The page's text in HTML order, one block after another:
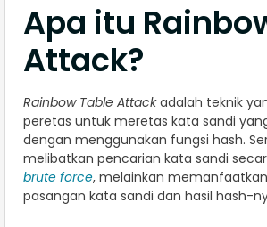
Apa itu
Attack?
Rainbow Table Attackadalah teknik
peretas untuk meretas kata sandi
dengan menggunakan fungsi hash.
melibatkan pencarian kata sandi
brute force, melainkan
pasangan kata sandi dan hasil hash-